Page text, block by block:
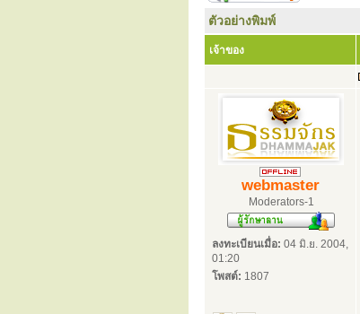
ตัวอย่างพิมพ์
เจ้าของ
webmaster
Moderators-1
ลงทะเบียนเมื่อ: 04 มิ.ย. 2004,
01:20
โพสต์: 1807